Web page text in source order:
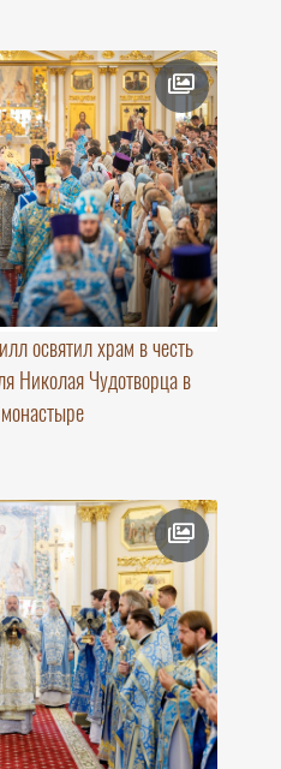
освятил храм в честь
Николая Чудотворца в